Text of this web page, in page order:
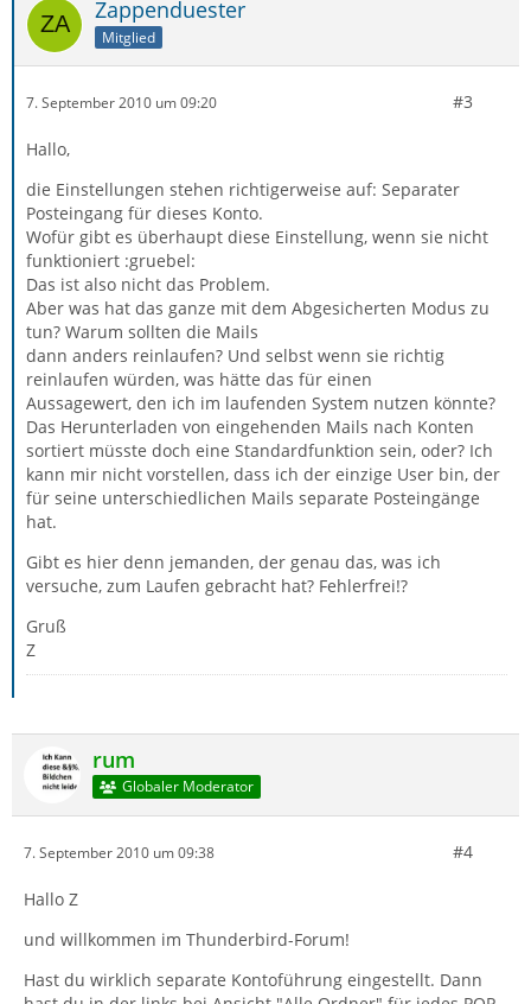
Zappenduester
Mitglied
7. September 2010 um 09:20 #3
Hallo,
die Einstellungen stehen richtigerweise auf: Separater
Posteingang für dieses Konto.
Wofür gibt es überhaupt diese Einstellung, wenn sie nicht
funktioniert :gruebel:
Das ist also nicht das Problem.
Aber was hat das ganze mit dem Abgesicherten Modus zu
tun? Warum sollten die Mails
dann anders reinlaufen? Und selbst wenn sie richtig
reinlaufen würden, was hätte das für einen
Aussagewert, den ich im laufenden System nutzen könnte?
Das Herunterladen von eingehenden Mails nach Konten
sortiert müsste doch eine Standardfunktion sein, oder? Ich
kann mir nicht vorstellen, dass ich der einzige User bin, der
für seine unterschiedlichen Mails separate Posteingänge
hat.
Gibt es hier denn jemanden, der genau das, was ich
versuche, zum Laufen gebracht hat? Fehlerfrei!?
Gruß
Z
rum
Globaler Moderator
7. September 2010 um 09:38 #4
Hallo Z
und willkommen im Thunderbird-Forum!
Hast du wirklich separate Kontoführung eingestellt. Dann